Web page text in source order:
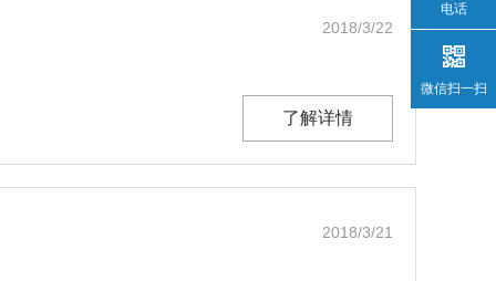
2018/3/22
了解详情
2018/3/21
电话
微信扫一扫